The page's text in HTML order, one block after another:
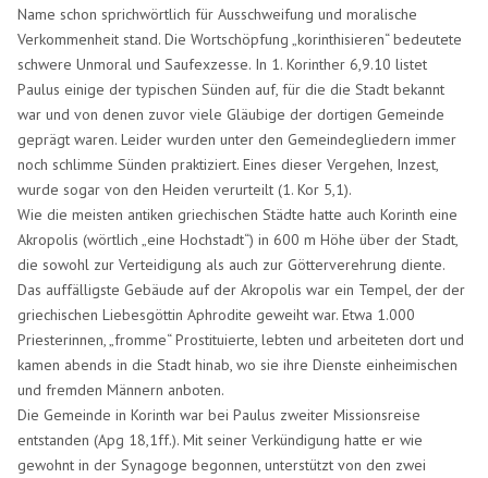
Name schon sprichwörtlich für Ausschweifung und moralische
Verkommenheit stand. Die Wortschöpfung „korinthisieren“ bedeutete
schwere Unmoral und Saufexzesse. In 1. Korinther 6,9.10 listet
Paulus einige der typischen Sünden auf, für die die Stadt bekannt
war und von denen zuvor viele Gläubige der dortigen Gemeinde
geprägt waren. Leider wurden unter den Gemeindegliedern immer
noch schlimme Sünden praktiziert. Eines dieser Vergehen, Inzest,
wurde sogar von den Heiden verurteilt (1. Kor 5,1).
Wie die meisten antiken griechischen Städte hatte auch Korinth eine
Akropolis (wörtlich „eine Hochstadt“) in 600 m Höhe über der Stadt,
die sowohl zur Verteidigung als auch zur Götterverehrung diente.
Das auffälligste Gebäude auf der Akropolis war ein Tempel, der der
griechischen Liebesgöttin Aphrodite geweiht war. Etwa 1.000
Priesterinnen, „fromme“ Prostituierte, lebten und arbeiteten dort und
kamen abends in die Stadt hinab, wo sie ihre Dienste einheimischen
und fremden Männern anboten.
Die Gemeinde in Korinth war bei Paulus zweiter Missionsreise
entstanden (Apg 18,1ff.). Mit seiner Verkündigung hatte er wie
gewohnt in der Synagoge begonnen, unterstützt von den zwei